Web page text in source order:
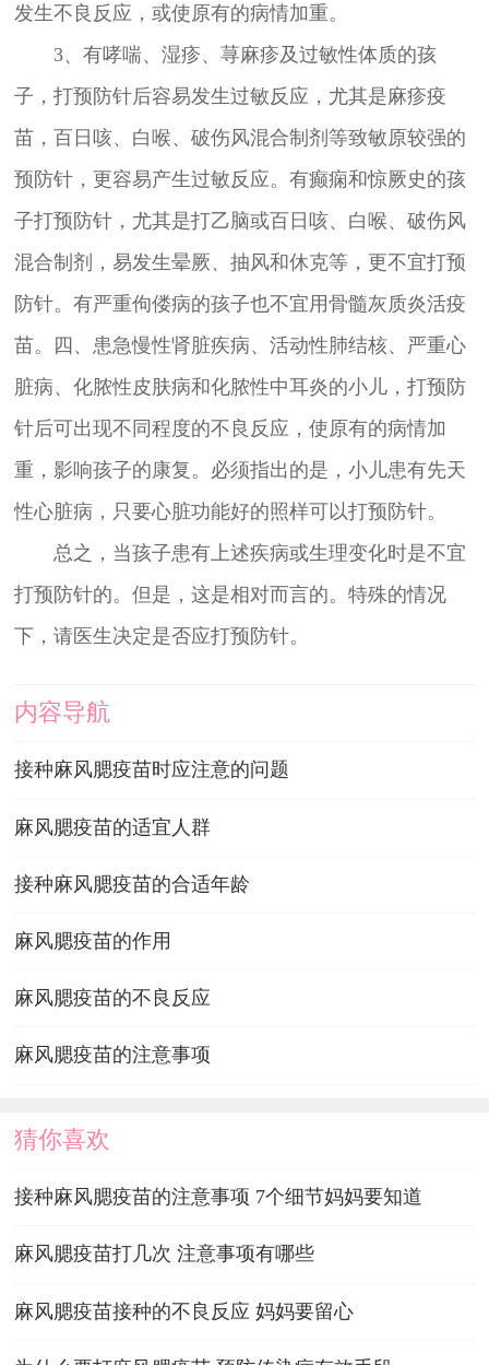
发生不良反应，或使原有的病情加重。
3、有哮喘、湿疹、荨麻疹及过敏性体质的孩
子，打预防针后容易发生过敏反应，尤其是麻疹疫
苗，百日咳、白喉、破伤风混合制剂等致敏原较强的
预防针，更容易产生过敏反应。有癫痫和惊厥史的孩
子打预防针，尤其是打乙脑或百日咳、白喉、破伤风
混合制剂，易发生晕厥、抽风和休克等，更不宜打预
防针。有严重佝偻病的孩子也不宜用骨髓灰质炎活疫
苗。四、患急慢性肾脏疾病、活动性肺结核、严重心
脏病、化脓性皮肤病和化脓性中耳炎的小儿，打预防
针后可出现不同程度的不良反应，使原有的病情加
重，影响孩子的康复。必须指出的是，小儿患有先天
性心脏病，只要心脏功能好的照样可以打预防针。
总之，当孩子患有上述疾病或生理变化时是不宜
打预防针的。但是，这是相对而言的。特殊的情况
下，请医生决定是否应打预防针。
内容导航
接种麻风腮疫苗时应注意的问题
麻风腮疫苗的适宜人群
接种麻风腮疫苗的合适年龄
麻风腮疫苗的作用
麻风腮疫苗的不良反应
麻风腮疫苗的注意事项
猜你喜欢
接种麻风腮疫苗的注意事项 7个细节妈妈要知道
麻风腮疫苗打几次 注意事项有哪些
麻风腮疫苗接种的不良反应 妈妈要留心